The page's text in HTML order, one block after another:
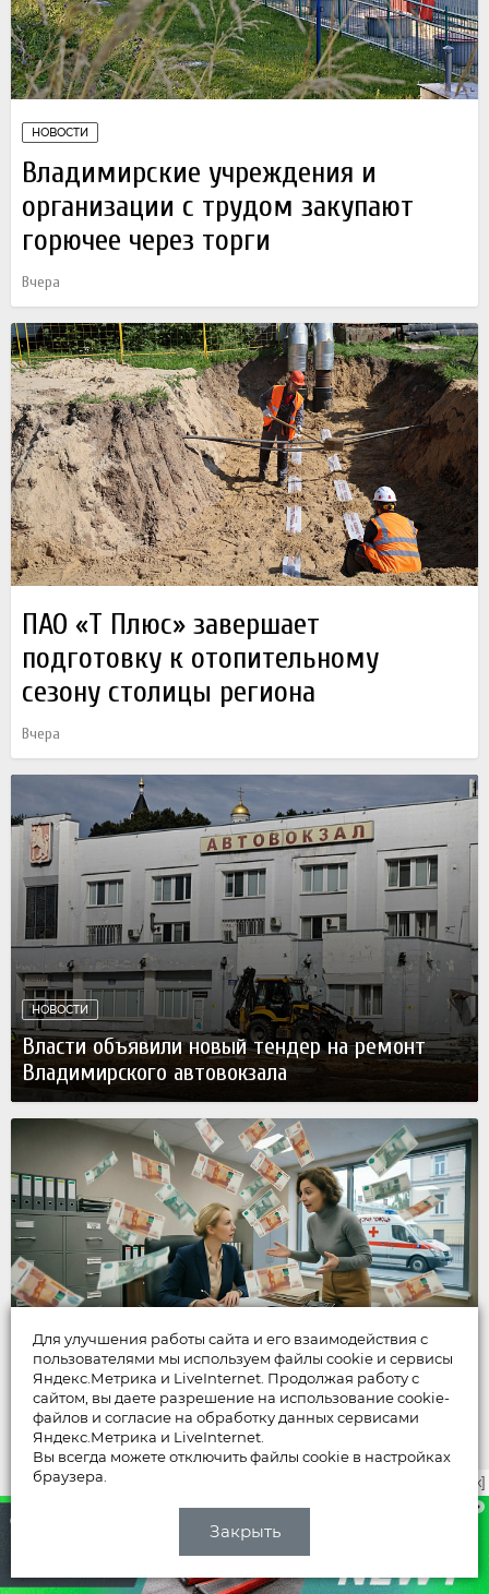
НОВОСТИ
Владимирские учреждения и
организации с трудом закупают
горючее через торги
Вчера
ПАО «Т Плюс» завершает
подготовку к отопительному
сезону столицы региона
Вчера
НОВОСТИ
Власти объявили новый тендер на ремонт
Владимирского автовокзала
НОВОСТИ
Экономист и главбух
Центральной районной больницы
выписали себе миллионные
закрыть [x]
Для улучшения работы сайта и его взаимодействия с
пользователями мы используем файлы cookie и сервисы
Яндекс.Метрика и LiveInternet. Продолжая работу с
сайтом, вы даете разрешение на использование cookie-
файлов и согласие на обработку данных сервисами
Яндекс.Метрика и LiveInternet.
Вы всегда можете отключить файлы cookie в настройках
браузера.
Закрыть